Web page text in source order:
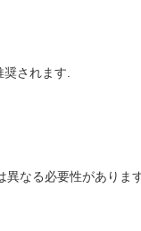
奨されます.
異なる必要性がありま